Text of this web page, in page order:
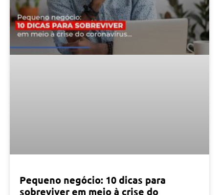
Pequeno negócio: 10 dicas para
sobreviver em meio à crise do